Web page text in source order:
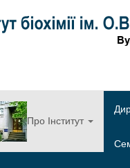
Про Інститут